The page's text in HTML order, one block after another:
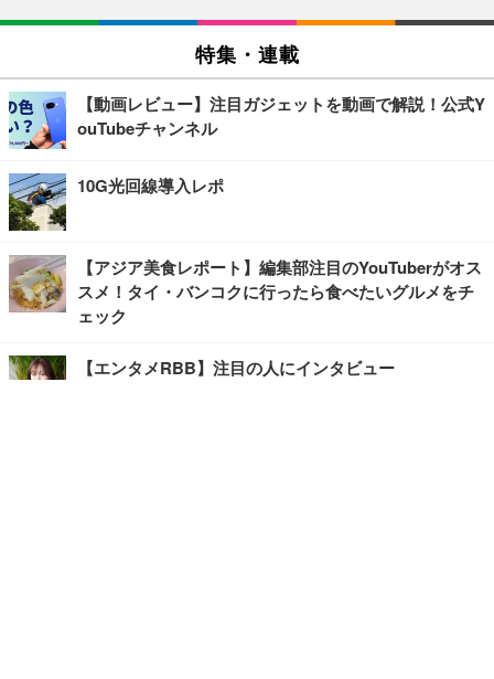
特集・連載
【動画レビュー】注目ガジェットを動画で解説！公式Y
ouTubeチャンネル
10G光回線導入レポ
【アジア美食レポート】編集部注目のYouTuberがオス
スメ！タイ・バンコクに行ったら食べたいグルメをチ
ェック
【エンタメRBB】注目の人にインタビュー